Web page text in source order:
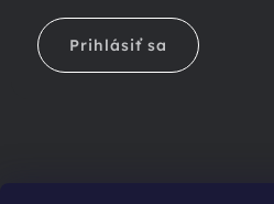
Prihlásiť sa